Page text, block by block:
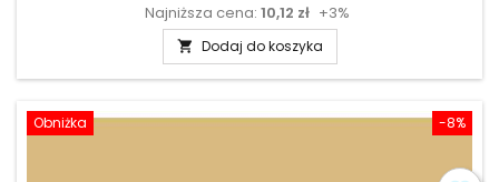
podstawowa
Najniższa cena: 10,12 zł +3%
 Dodaj do koszyka
-8%
Obniżka